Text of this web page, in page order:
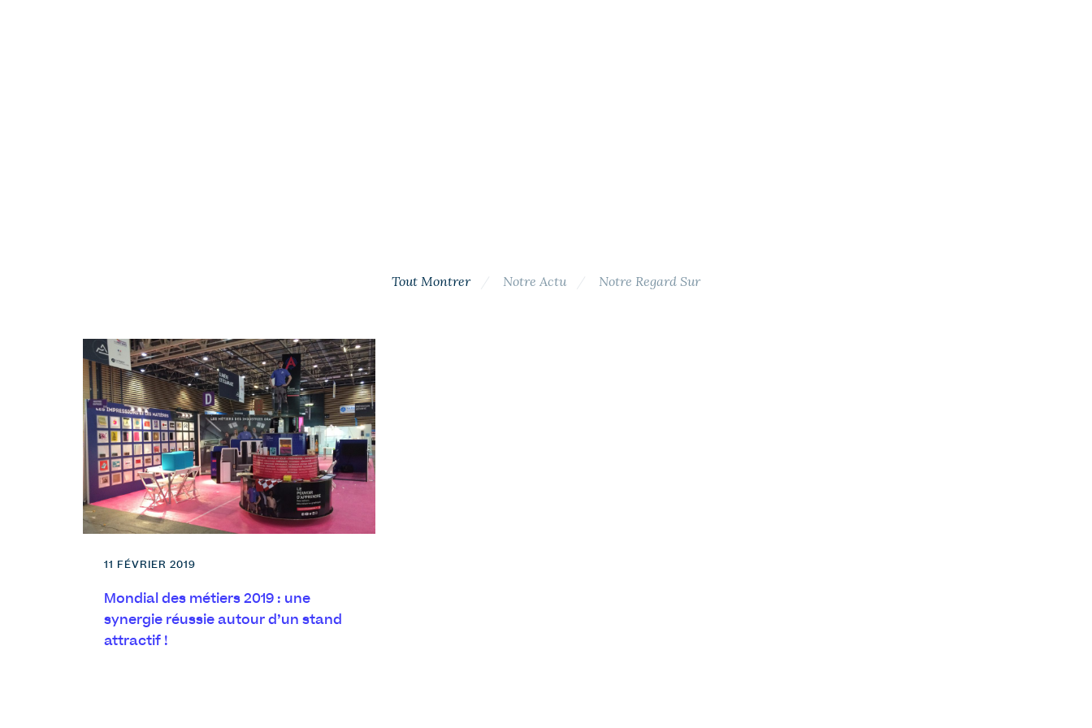
Tout Montrer Notre Actu Notre Regard Sur
11 FÉVRIER 2019
Mondial des métiers 2019 : une
synergie réussie autour d’un stand
attractif !